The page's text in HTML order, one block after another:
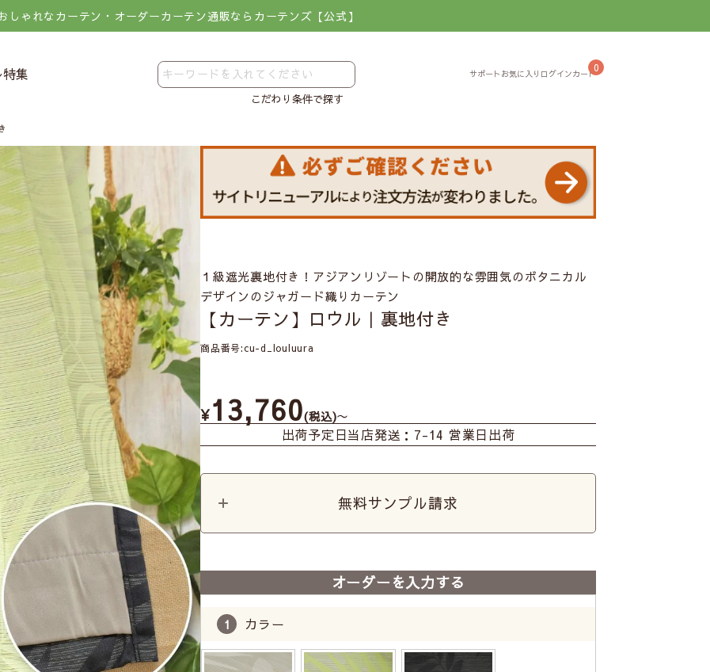
しゃれなカーテン・オーダーカーテン通販ならカーテンズ【公式】
集
こだわり条件で探す
0
１級遮光裏地付き！アジアンリゾートの開放的な雰囲気のボタニカル
デザインのジャガード織りカーテン
【カーテン】ロウル｜裏地付き
商品番号 cu-d_louluura
¥13,760 税込 〜
出荷予定日当店発送：7-14 営業日出荷
無料サンプル請求
オーダーを入力する
カラー